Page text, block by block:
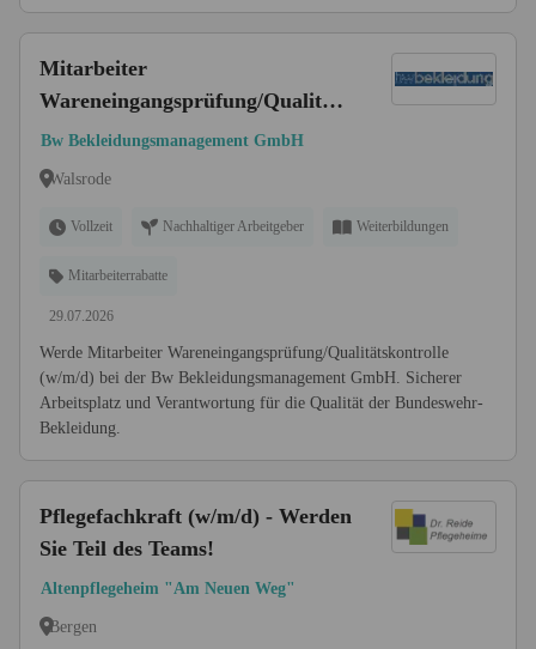
Mitarbeiter
Wareneingangsprüfung/Qualitäts
kontrolle (w/m/d)
Bw Bekleidungsmanagement GmbH
Walsrode
Vollzeit Nachhaltiger Arbeitgeber Weiterbildungen
Mitarbeiterrabatte
29.07.2026
Werde Mitarbeiter Wareneingangsprüfung/Qualitätskontrolle
(w/m/d) bei der Bw Bekleidungsmanagement GmbH. Sicherer
Arbeitsplatz und Verantwortung für die Qualität der Bundeswehr-
Bekleidung.
Pflegefachkraft (w/m/d) - Werden
Sie Teil des Teams!
Altenpflegeheim "Am Neuen Weg"
Bergen